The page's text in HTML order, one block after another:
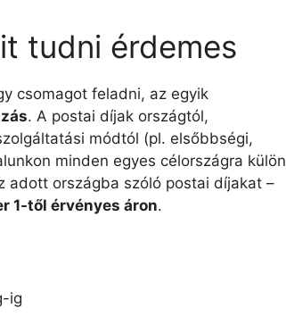
tudni érdemes
csomagot feladni, az egyik
. A postai díjak országtól,
módtól (pl. elsőbbségi,
minden egyes célországra külön
adott országba szóló postai díjakat –
1-től érvényes áron.
ig